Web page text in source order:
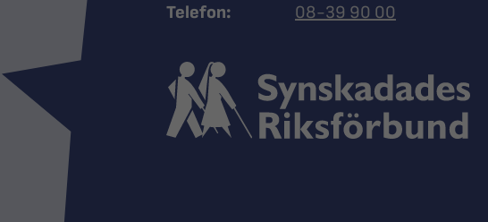
Telefon:
Ring Synskadades
08-39 90 00